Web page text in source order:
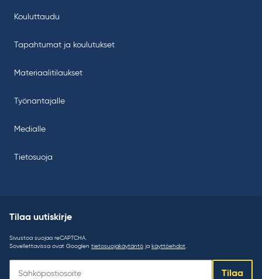
Kouluttaudu
Tapahtumat ja koulutukset
Materiaalitilaukset
Työnantajalle
Medialle
Tietosuoja
Tilaa uutiskirje
Sivustoa suojaa reCAPTCHA.
Sovellettavissa ovat Googlen tietosuojakäytäntö ja käyttöehdot.
uutiskirje:
Tilaa